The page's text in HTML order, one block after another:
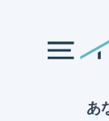
あ